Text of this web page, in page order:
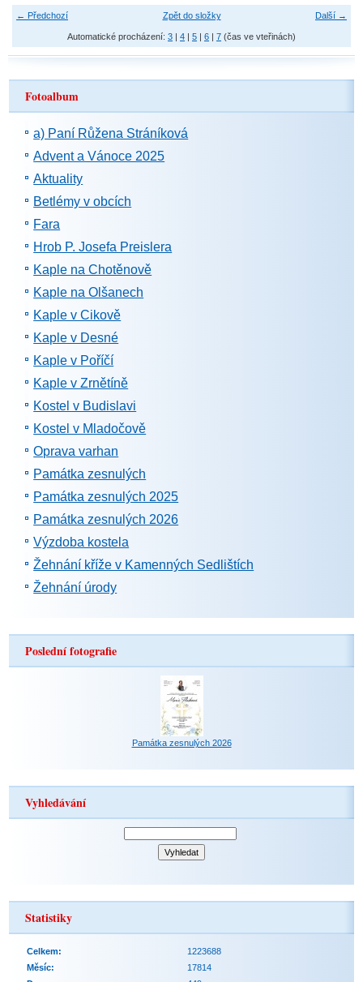
← Předchozí Další →
Zpět do složky
Automatické procházení: 3 | 4 | 5 | 6 | 7 (čas ve vteřinách)
Fotoalbum
a) Paní Růžena Stráníková
Advent a Vánoce 2025
Aktuality
Betlémy v obcích
Fara
Hrob P. Josefa Preislera
Kaple na Chotěnově
Kaple na Olšanech
Kaple v Cikově
Kaple v Desné
Kaple v Poříčí
Kaple v Zrnětíně
Kostel v Budislavi
Kostel v Mladočově
Oprava varhan
Památka zesnulých
Památka zesnulých 2025
Památka zesnulých 2026
Výzdoba kostela
Žehnání kříže v Kamenných Sedlištích
Žehnání úrody
Poslední fotografie
Památka zesnulých 2026
Vyhledávání
Statistiky
Celkem:
1223688
Měsíc:
17814